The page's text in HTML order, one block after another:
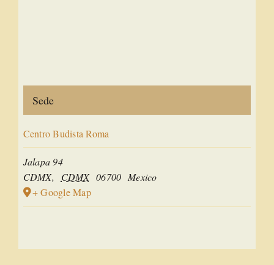
Sede
Centro Budista Roma
Jalapa 94
CDMX, CDMX 06700 Mexico
+ Google Map